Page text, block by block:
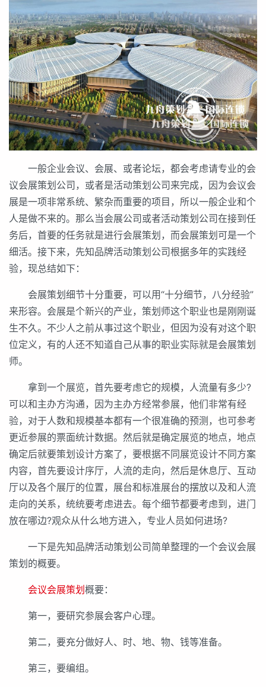
一般企业会议、会展、或者论坛，都会考虑请专业的会
议会展策划公司，或者是活动策划公司来完成，因为会议会
展是一项非常系统、繁杂而重要的项目，所以一般企业和个
人是做不来的。那么当会展公司或者活动策划公司在接到任
务后，首要的任务就是进行会展策划，而会展策划可是一个
细活。接下来，先知品牌活动策划公司根据多年的实践经
验，现总结如下：
会展策划细节十分重要，可以用“十分细节，八分经验”
来形容。会展是个新兴的产业，策划师这个职业也是刚刚诞
生不久。不少人之前从事过这个职业，但因为没有对这个职
位定义，有的人还不知道自己从事的职业实际就是会展策划
师。
拿到一个展览，首先要考虑它的规模，人流量有多少?
可以和主办方沟通，因为主办方经常参展，他们非常有经
验，对于人数和规模基本都有一个很准确的预测，也可参考
更近参展的票面统计数据。然后就是确定展览的地点，地点
确定后就要策划设计方案了，要根据不同展览设计不同方案
内容，首先要设计序厅，人流的走向，然后是休息厅、互动
厅以及各个展厅的位置，展台和标准展台的摆放以及和人流
走向的关系，统统要考虑进去。每个细节都要考虑到，进门
放在哪边?观众从什么地方进入，专业人员如何进场?
一下是先知品牌活动策划公司简单整理的一个会议会展
策划的概要。
会议会展策划概要：
第一，要研究参展会客户心理。
第二，要充分做好人、时、地、物、钱等准备。
第三，要编组。